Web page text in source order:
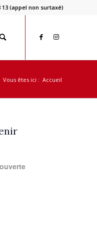
(appel non surtaxé)
Vous êtes ici : Accueil